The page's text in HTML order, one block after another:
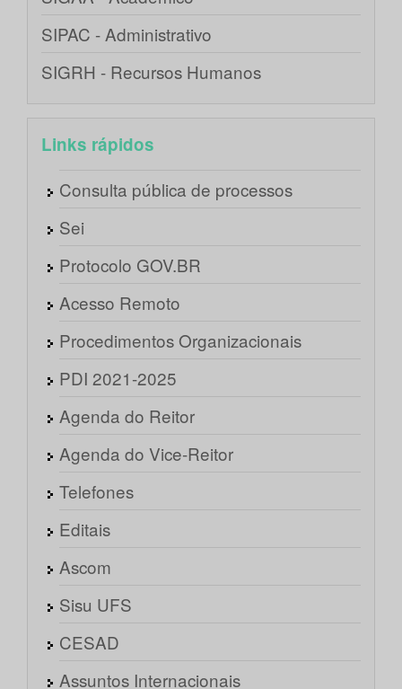
SIPAC - Administrativo
SIGRH - Recursos Humanos
Links rápidos
Consulta pública de processos
Sei
Protocolo GOV.BR
Acesso Remoto
Procedimentos Organizacionais
PDI 2021-2025
Agenda do Reitor
Agenda do Vice-Reitor
Telefones
Editais
Ascom
Sisu UFS
CESAD
Assuntos Internacionais